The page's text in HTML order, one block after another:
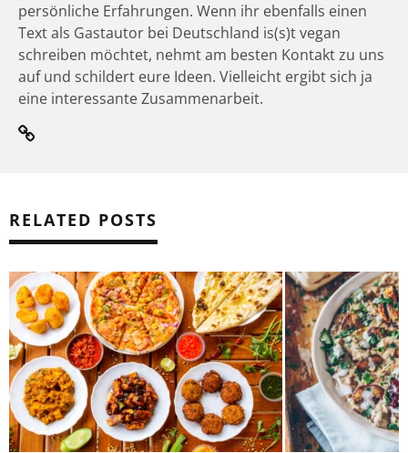
persönliche Erfahrungen. Wenn ihr ebenfalls einen
Text als Gastautor bei Deutschland is(s)t vegan
schreiben möchtet, nehmt am besten Kontakt zu uns
auf und schildert eure Ideen. Vielleicht ergibt sich ja
eine interessante Zusammenarbeit.
RELATED POSTS